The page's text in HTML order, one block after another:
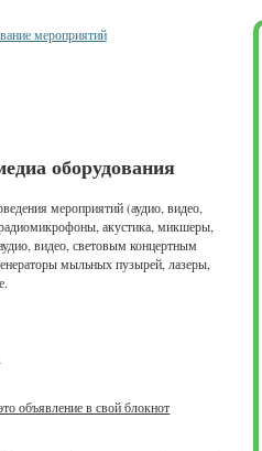
мероприятий
оборудования
мероприятий (аудио, видео,
акустика, микшеры,
видео, световым концертным
мыльных пузырей, лазеры,
объявление в свой блокнот